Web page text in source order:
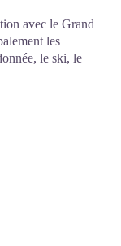
avec le Grand
les
le ski, le